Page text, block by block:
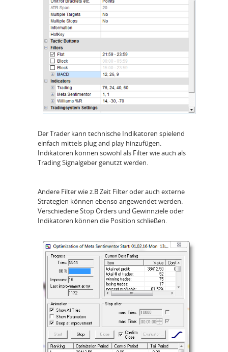
Der Trader kann technische Indikatoren spielend
einfach mittels plug and play hinzufügen.
Indikatoren können sowohl als Filter wie auch als
Trading Signalgeber genutzt werden.
Andere Filter wie z.B Zeit Filter oder auch externe
Strategien können ebenso angewendet werden.
Verschiedene Stop Orders und Gewinnziele oder
Indikatoren können die Position schließen.